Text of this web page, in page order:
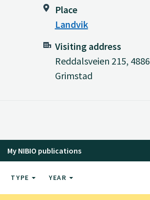
Place
Landvik
Visiting address
Reddalsveien 215, 4886
Grimstad
My NIBIO publications
TYPE YEAR